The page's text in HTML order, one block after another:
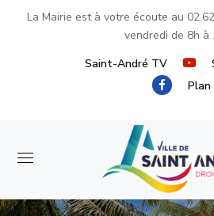
La Mairie est à votre écoute au
vendredi de 8h à
Saint-André TV